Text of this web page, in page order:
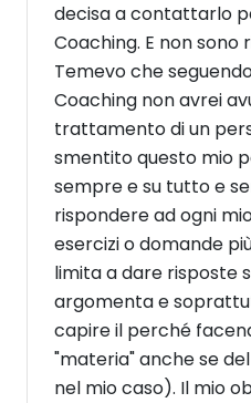
decisa a contattarlo
Coaching. E non sono rimasta delusa!
Temevo che
Coaching non avrei
trattamento di un
smentito questo mio
sempre e su tutto e
rispondere ad ogni
esercizi o domande
limita a dare risposte
argomenta e
capire il perché
"materia" anche se
nel mio caso). Il mio